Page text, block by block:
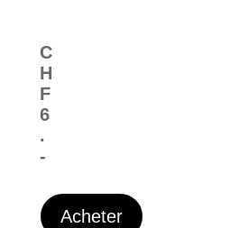
C
H
F
6
.
-
Acheter